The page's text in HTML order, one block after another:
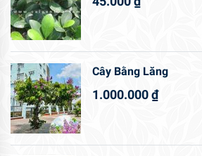
1.800.000
Chậu Hoa Cúc Đại Đóa
800.000₫